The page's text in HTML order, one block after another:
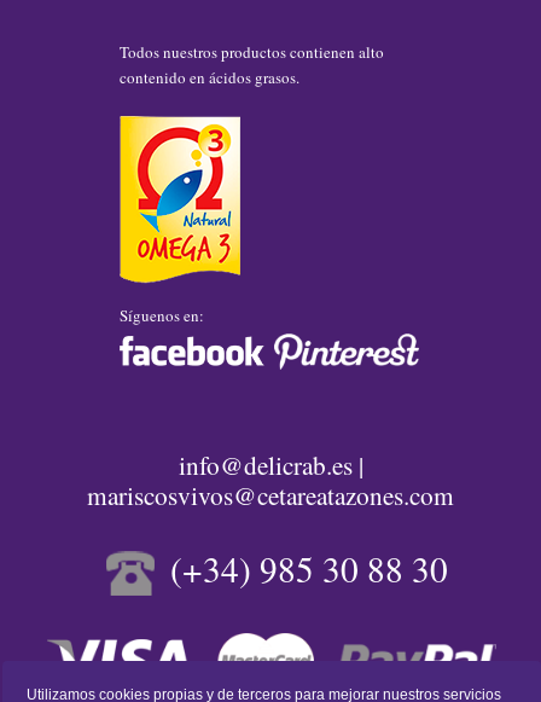
Todos nuestros productos contienen alto
contenido en ácidos grasos.
Síguenos en:
info@delicrab.es |
mariscosvivos@cetareatazones.com
(+34) 985 30 88 30
Utilizamos cookies propias y de terceros para mejorar nuestros servicios